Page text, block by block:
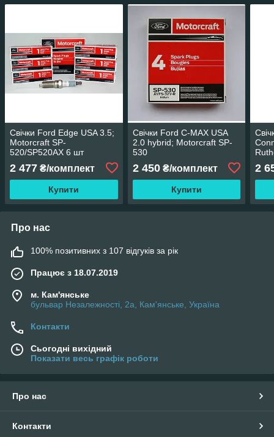
Свічки Ford Edge USA 3.5;
Motorcraft SP-
520/SP520AX 6 шт
2 477 ₴/комплект
Купити
Свічки Ford C-MAX USA
2.0 hybrid; Motorcraft SP-
530
2 450₴/комплект
Купити
2
Про нас
100% позитивних з 107 відгуків за рік
Працює з 18.07.2019
м. Кам'янське
бульвар Незалежності, 2а, Кам'янське, Україна
Контакти
Сьогодні вихідний
Показати весь графік роботи
Про нас
Контакти